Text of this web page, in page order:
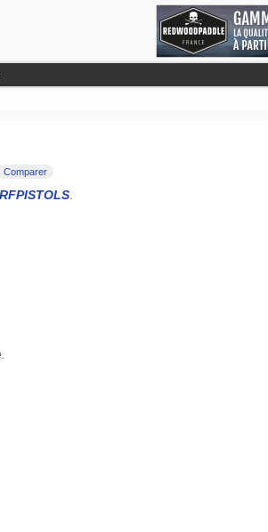
Comparer
.